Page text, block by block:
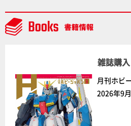
ちた造形をチェック
雑誌購入
月刊ホビ
2026年9